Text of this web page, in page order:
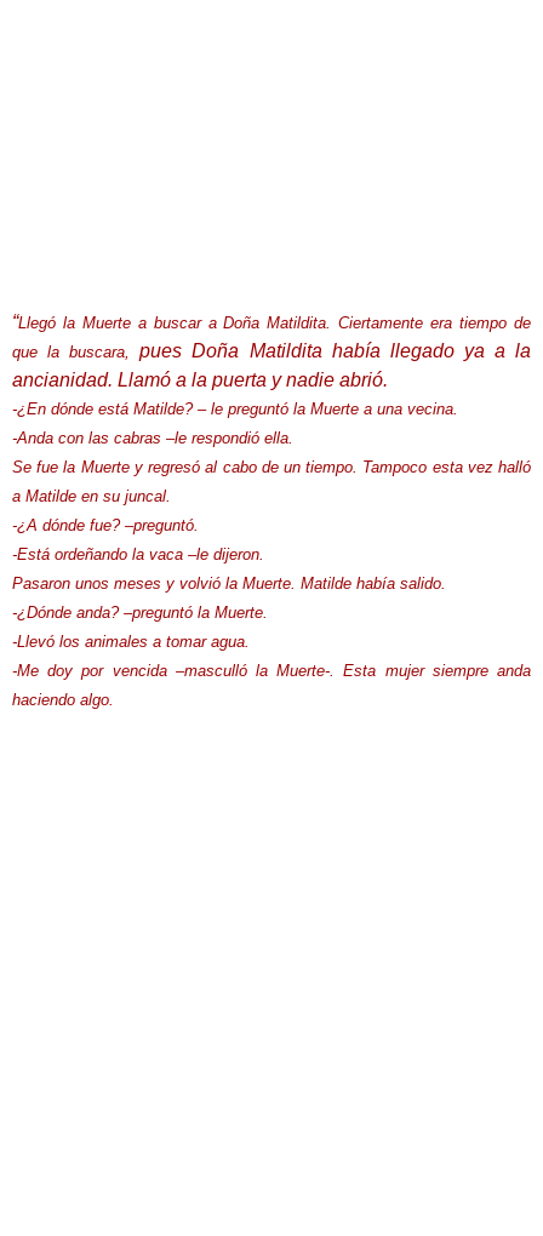
“Llegó la Muerte a buscar a Doña Matildita. Ciertamente era tiempo de
que la buscara,pues Doña Matildita había llegado ya a la
ancianidad. Llamó a la puerta y nadie abrió.
-¿En dónde está Matilde? – le preguntó la Muerte a una vecina.
-Anda con las cabras –le respondió ella.
Se fue la Muerte y regresó al cabo de un tiempo. Tampoco esta vez halló
a Matilde en su juncal.
-¿A dónde fue? –preguntó.
-Está ordeñando la vaca –le dijeron.
Pasaron unos meses y volvió la Muerte. Matilde había salido.
-¿Dónde anda? –preguntó la Muerte.
-Llevó los animales a tomar agua.
-Me doy por vencida –masculló la Muerte-. Esta mujer siempre anda
haciendo algo.